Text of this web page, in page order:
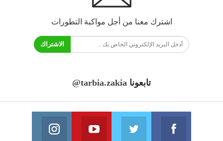
اشترك معنا من أجل مواكبة التطورات
الاشتراك
تابعونا @tarbia.zakia
فايسبوك
انضم الينا انضم الينا
يوتيوب
انضم الينا